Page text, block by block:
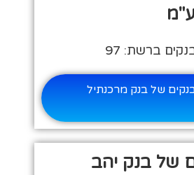
ברשת: 97
של בנק מרכנתיל
של בנק יהב